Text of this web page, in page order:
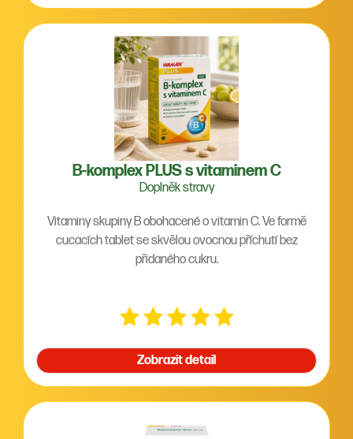
B-komplex PLUS s vitaminem C
Doplněk stravy
Vitaminy skupiny B obohacené o vitamin C. Ve formě
cucacích tablet se skvělou ovocnou příchutí bez
přidaného cukru.
Zobrazit detail